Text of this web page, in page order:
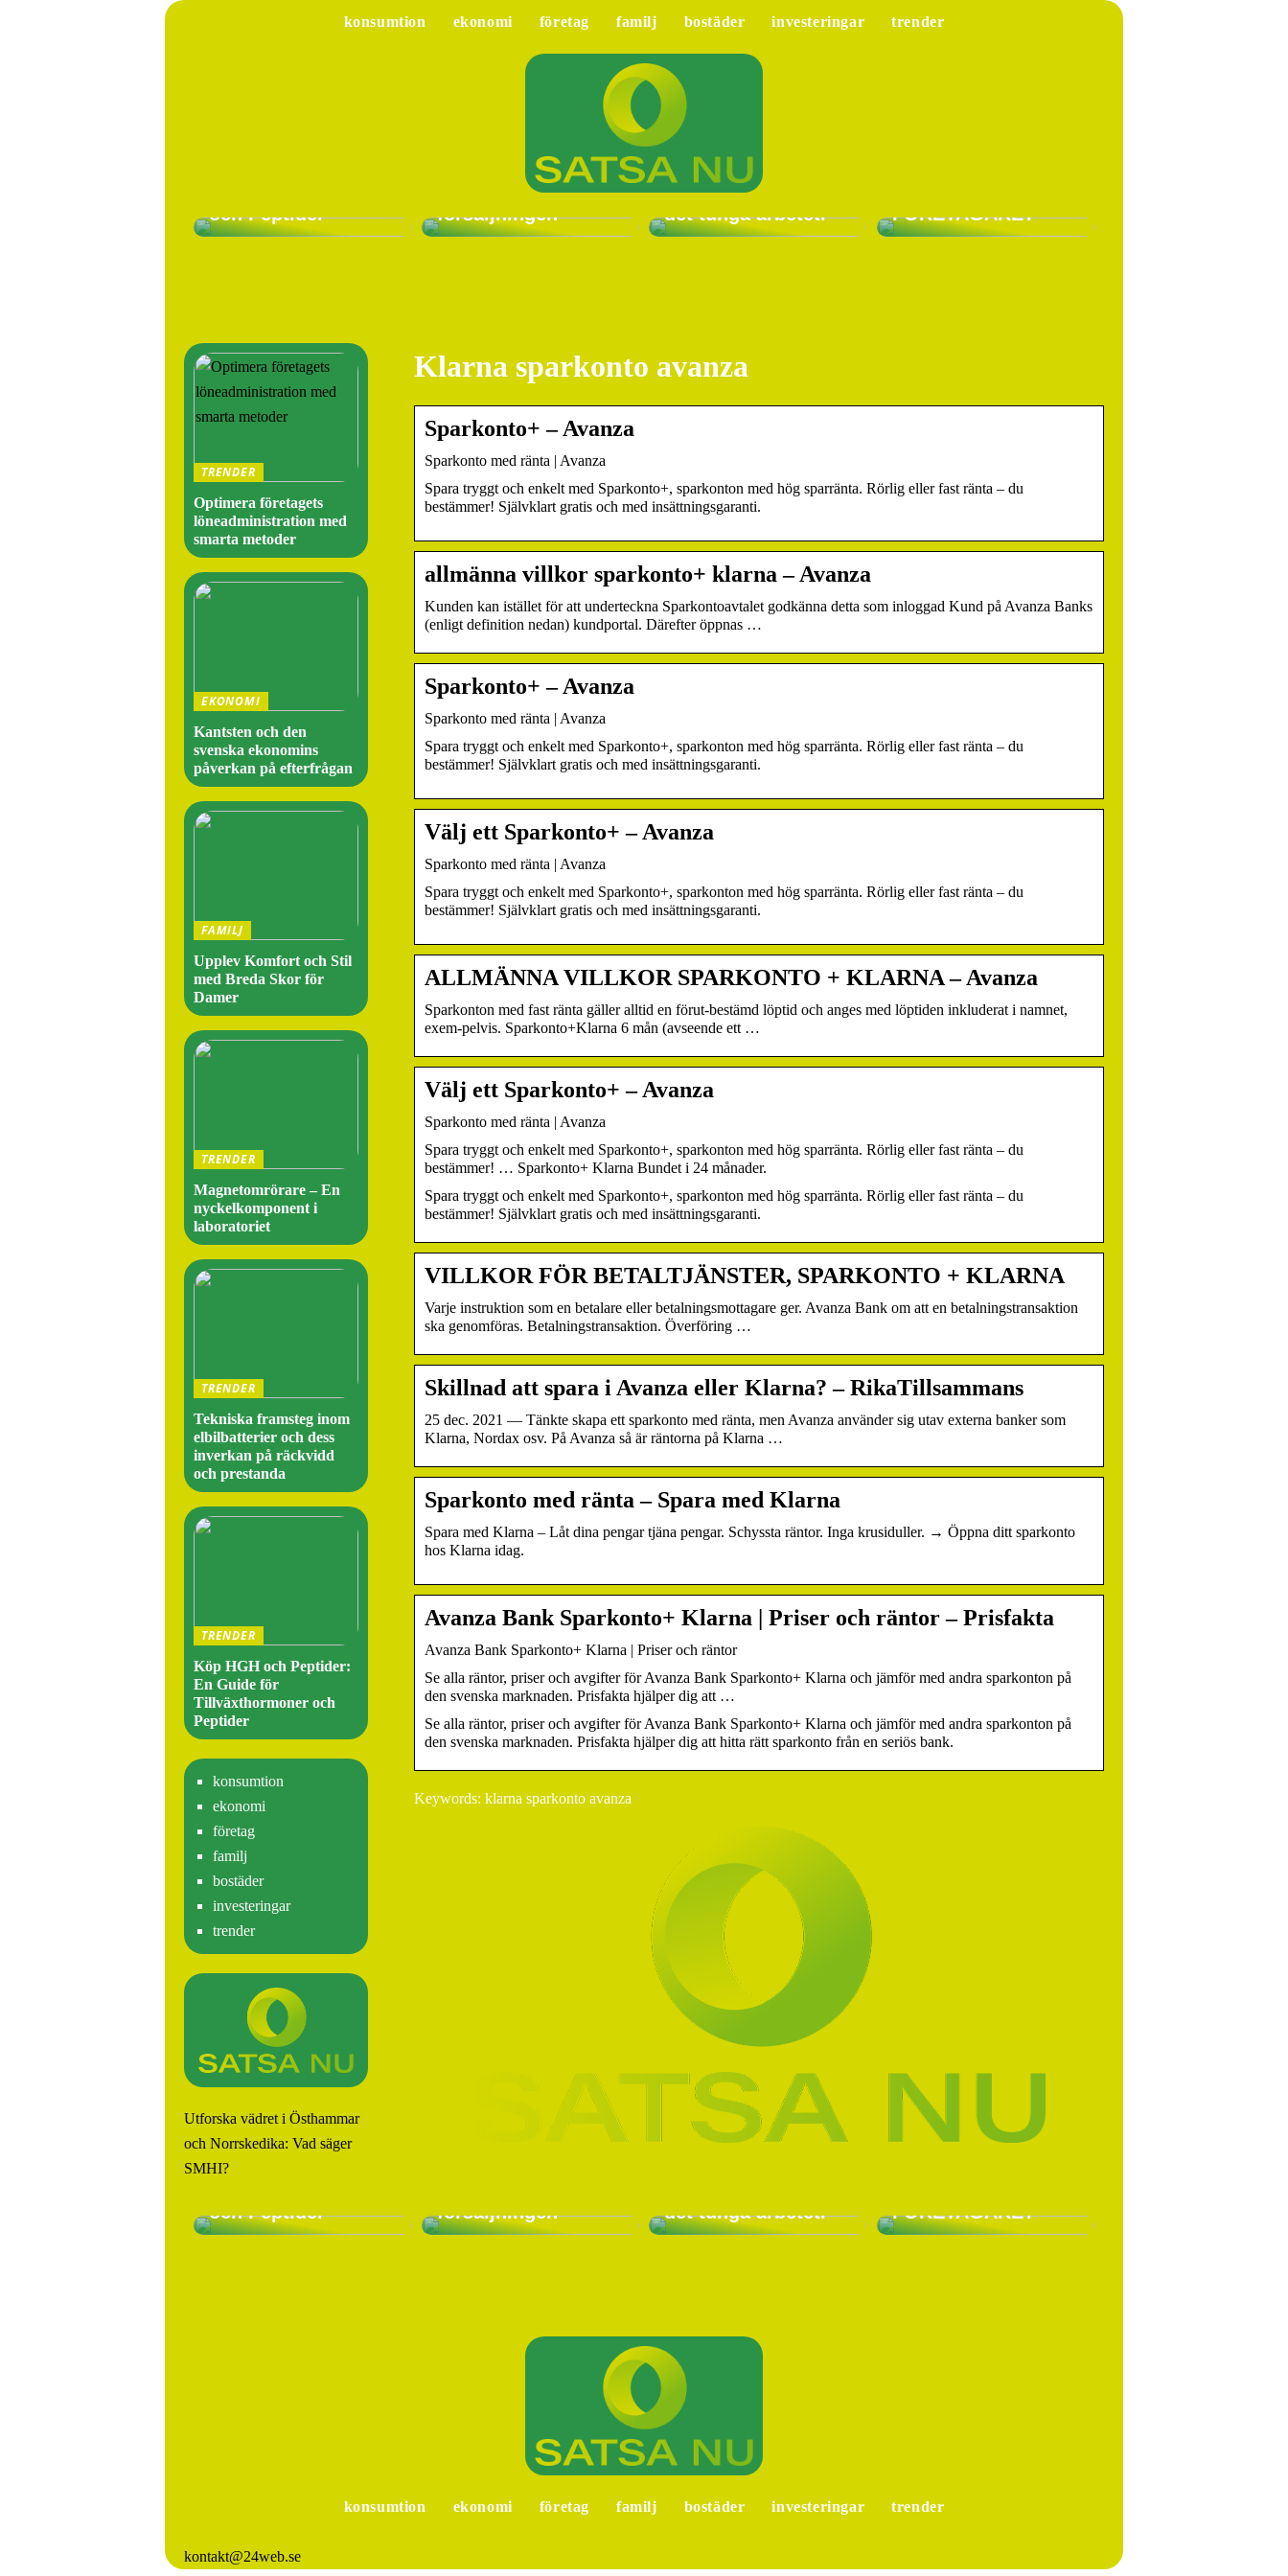
konsumtion ekonomi företag familj bostäder investeringar trender
och Peptider
system kan hjälpa
ditt företag att
försäljningen
Låt en
vakuumlyftare göra
det tunga arbetet.
FÖRETAGARE?
Klarna sparkonto avanza
Sparkonto+ – Avanza
Sparkonto med ränta | Avanza
Spara tryggt och enkelt med Sparkonto+, sparkonton med hög sparränta. Rörlig eller fast ränta – du
bestämmer! Självklart gratis och med insättningsgaranti.
allmänna villkor sparkonto+ klarna – Avanza
Kunden kan istället för att underteckna Sparkontoavtalet godkänna detta som inloggad Kund på Avanza Banks
(enligt definition nedan) kundportal. Därefter öppnas …
Sparkonto+ – Avanza
Sparkonto med ränta | Avanza
Spara tryggt och enkelt med Sparkonto+, sparkonton med hög sparränta. Rörlig eller fast ränta – du
bestämmer! Självklart gratis och med insättningsgaranti.
Välj ett Sparkonto+ – Avanza
Sparkonto med ränta | Avanza
Spara tryggt och enkelt med Sparkonto+, sparkonton med hög sparränta. Rörlig eller fast ränta – du
bestämmer! Självklart gratis och med insättningsgaranti.
ALLMÄNNA VILLKOR SPARKONTO + KLARNA – Avanza
Sparkonton med fast ränta gäller alltid en förut-bestämd löptid och anges med löptiden inkluderat i namnet,
exem-pelvis. Sparkonto+Klarna 6 mån (avseende ett …
Välj ett Sparkonto+ – Avanza
Sparkonto med ränta | Avanza
Spara tryggt och enkelt med Sparkonto+, sparkonton med hög sparränta. Rörlig eller fast ränta – du
bestämmer! … Sparkonto+ Klarna Bundet i 24 månader.
Spara tryggt och enkelt med Sparkonto+, sparkonton med hög sparränta. Rörlig eller fast ränta – du
bestämmer! Självklart gratis och med insättningsgaranti.
VILLKOR FÖR BETALTJÄNSTER, SPARKONTO + KLARNA
Varje instruktion som en betalare eller betalningsmottagare ger. Avanza Bank om att en betalningstransaktion
ska genomföras. Betalningstransaktion. Överföring …
Skillnad att spara i Avanza eller Klarna? – RikaTillsammans
25 dec. 2021 — Tänkte skapa ett sparkonto med ränta, men Avanza använder sig utav externa banker som
Klarna, Nordax osv. På Avanza så är räntorna på Klarna …
Sparkonto med ränta – Spara med Klarna
Spara med Klarna – Låt dina pengar tjäna pengar. Schyssta räntor. Inga krusiduller. → Öppna ditt sparkonto
hos Klarna idag.
Avanza Bank Sparkonto+ Klarna | Priser och räntor – Prisfakta
Avanza Bank Sparkonto+ Klarna | Priser och räntor
Se alla räntor, priser och avgifter för Avanza Bank Sparkonto+ Klarna och jämför med andra sparkonton på
den svenska marknaden. Prisfakta hjälper dig att …
Se alla räntor, priser och avgifter för Avanza Bank Sparkonto+ Klarna och jämför med andra sparkonton på
den svenska marknaden. Prisfakta hjälper dig att hitta rätt sparkonto från en seriös bank.
Keywords: klarna sparkonto avanza
TRENDER
Optimera företagets
löneadministration med
smarta metoder
EKONOMI
Kantsten och den
svenska ekonomins
påverkan på efterfrågan
FAMILJ
Upplev Komfort och Stil
med Breda Skor för
Damer
TRENDER
Magnetomrörare – En
nyckelkomponent i
laboratoriet
TRENDER
Tekniska framsteg inom
elbilbatterier och dess
inverkan på räckvidd
och prestanda
TRENDER
Köp HGH och Peptider:
En Guide för
Tillväxthormoner och
Peptider
konsumtion
ekonomi
företag
familj
bostäder
investeringar
trender
Utforska vädret i Östhammar
och Norrskedika: Vad säger
SMHI?
Köp HGH och
Peptider: En Guide
för
och Peptider
Hur Lime CRM
försäljningen
det tunga arbetet.
FÖRETAGARE?
konsumtion ekonomi företag familj bostäder investeringar trender
kontakt@24web.se